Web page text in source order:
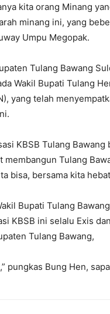
kita orang Minang
minang ini, yang
Umpu Megopak.
Tulang Bawang
Wakil Bupati Tulang
yang telah
KBSB Tulang
membangun Tulang
bisa, bersama kita
Bupati Tulang
KBSB ini selalu Exis
Tulang Bawang,
pungkas Bung Hen,